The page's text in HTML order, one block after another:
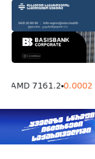
AMD 7161.2 0.0002